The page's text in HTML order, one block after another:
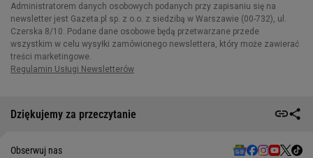
Dziękujemy za przeczytanie
Obserwuj nas